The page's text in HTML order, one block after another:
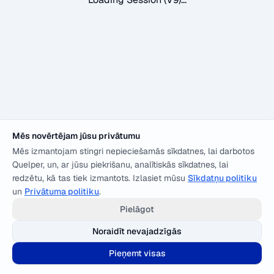
Mēs novērtējam jūsu privātumu
Mēs izmantojam stingri nepieciešamās sīkdatnes, lai darbotos
Quelper, un, ar jūsu piekrišanu, analītiskās sīkdatnes, lai
redzētu, kā tas tiek izmantots. Izlasiet mūsu Sīkdatņu politiku
un Privātuma politiku.
Pielāgot
Noraidīt nevajadzīgās
Pieņemt visas